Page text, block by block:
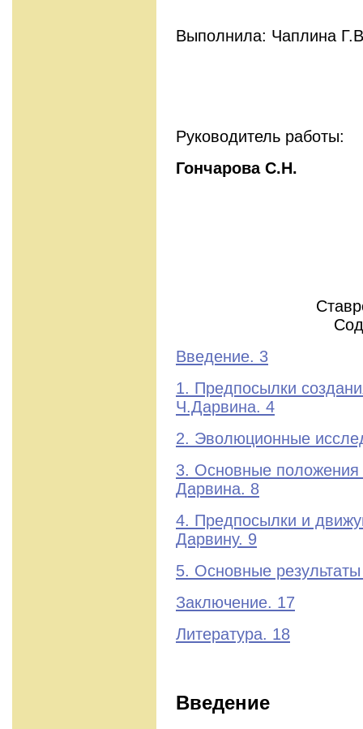
Выполнила: Чаплина
Руководитель работы:
Гончарова С.Н.
Введение. 3
1. Предпосылки
Ч.Дарвина. 4
2. Эволюционные
3. Основные положения
Дарвина. 8
4. Предпосылки и
Дарвину. 9
5. Основные
Заключение. 17
Литература. 18
Введение